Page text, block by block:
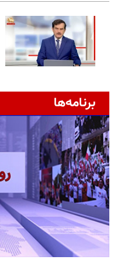
برنامه‌ها